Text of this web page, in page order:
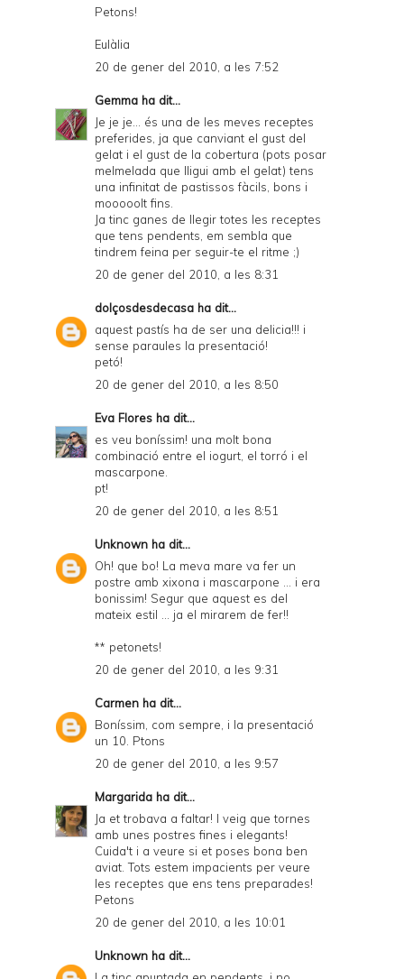
Petons!
Eulàlia
20 de gener del 2010, a les 7:52
Gemma ha dit...
Je je je... és una de les meves receptes
preferides, ja que canviant el gust del
gelat i el gust de la cobertura (pots posar
melmelada que lligui amb el gelat) tens
una infinitat de pastissos fàcils, bons i
mooooolt fins.
Ja tinc ganes de llegir totes les receptes
que tens pendents, em sembla que
tindrem feina per seguir-te el ritme ;)
20 de gener del 2010, a les 8:31
dolçosdesdecasa ha dit...
aquest pastís ha de ser una delicia!!! i
sense paraules la presentació!
petó!
20 de gener del 2010, a les 8:50
Eva Flores ha dit...
es veu boníssim! una molt bona
combinació entre el iogurt, el torró i el
mascarpone.
pt!
20 de gener del 2010, a les 8:51
Unknown ha dit...
Oh! que bo! La meva mare va fer un
postre amb xixona i mascarpone ... i era
bonissim! Segur que aquest es del
mateix estil ... ja el mirarem de fer!!
** petonets!
20 de gener del 2010, a les 9:31
Carmen ha dit...
Boníssim, com sempre, i la presentació
un 10. Ptons
20 de gener del 2010, a les 9:57
Margarida ha dit...
Ja et trobava a faltar! I veig que tornes
amb unes postres fines i elegants!
Cuida't i a veure si et poses bona ben
aviat. Tots estem impacients per veure
les receptes que ens tens preparades!
Petons
20 de gener del 2010, a les 10:01
Unknown ha dit...